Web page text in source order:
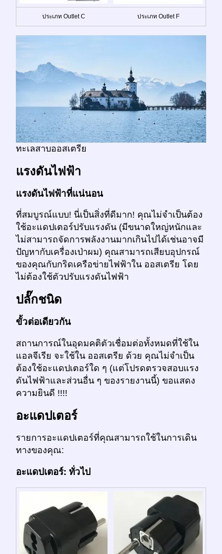
ประเภท Outlet C ประเภท Outlet F
ทะเลสาบออสเตรีย
แรงดันไฟฟ้า
แรงดันไฟฟ้าที่แน่นอน
ที่สมบูรณ์แบบ! นี่เป็นสิ่งที่ดีมาก! คุณไม่จำเป็นต้อง
ใช้อะแดปเตอร์ปรับแรงดัน (มีขนาดใหญ่หนักและ
ไม่สามารถจัดการพลังงานมากเกินไปได้เช่นอาจมี
ปัญหากับเครื่องเป่าผม) คุณสามารถเสียบอุปกรณ์
ของคุณกับกริดเครือข่ายไฟฟ้าใน ออสเตรีย โดย
ไม่ต้องใช้ตัวปรับแรงดันไฟฟ้า
ปลั๊กชนิด
ขั้วต่อเดียวกัน
สถานการณ์ในอุดมคติตัวเชื่อมต่อทั้งหมดที่ใช้ใน
แอลจีเรีย จะใช้ใน ออสเตรีย ด้วย คุณไม่จำเป็น
ต้องใช้อะแดปเตอร์ใด ๆ (แต่โปรดตรวจสอบแรง
ดันไฟฟ้าและส่วนอื่น ๆ ของรายงานนี้) ขอแสดง
ความยินดี !!!!
อะแดปเตอร์
รายการอะแดปเตอร์ที่คุณสามารถใช้ในการเดิน
ทางของคุณ:
อะแดปเตอร์: ทั่วไป